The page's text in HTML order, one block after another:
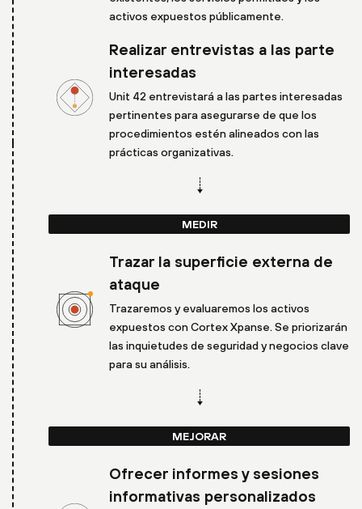
activos expuestos públicamente.
Realizar entrevistas a las parte
interesadas
Unit 42 entrevistará a las partes interesadas
pertinentes para asegurarse de que los
procedimientos estén alineados con las
prácticas organizativas.
MEDIR
Trazar la superficie externa de
ataque
Trazaremos y evaluaremos los activos
expuestos con Cortex Xpanse. Se priorizarán
las inquietudes de seguridad y negocios clave
para su análisis.
MEJORAR
Ofrecer informes y sesiones
informativas personalizados